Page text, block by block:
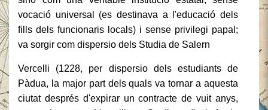
vocació universal (es destinava a l'educació dels
fills dels funcionaris locals) i sense privilegi papal;
va sorgir com dispersio dels Studia de Salern
Vercelli (1228, per dispersio dels estudiants de
Pàdua, la major part dels quals va tornar a aquesta
ciutat després d'expirar un contracte de vuit anys,